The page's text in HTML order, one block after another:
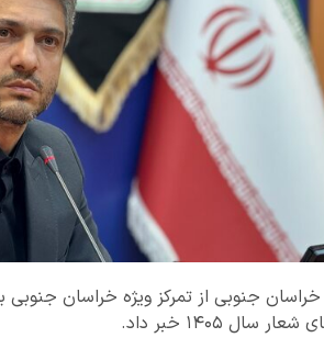
جنوبی از تمرکز ویژه خراسان جنوبی
۱۴۰۵ خبر داد.